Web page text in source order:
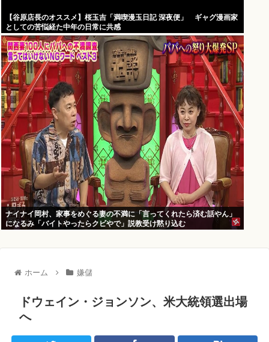
【谷原店長のオススメ】桜玉吉「満喫漫玉日記 深夜便」 ギャグ漫画家
としての苦悩経た中年の日常に共感
ナイナイ岡村、家事をめぐる妻の不満に「言ってくれたら済む話やん」
になるみ「バイトやったらクビやで」説教受け黙り込む
ホーム 嫌儲
ドウェイン・ジョンソン、米大統領選出場
へ